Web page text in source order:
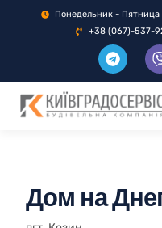
Понедельник -
+38 (067)-537-
Дом на